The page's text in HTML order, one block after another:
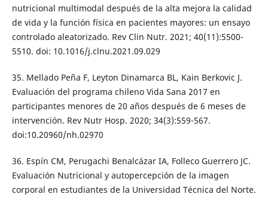
nutricional multimodal después de la alta mejora la calidad
de vida y la función física en pacientes mayores: un ensayo
controlado aleatorizado. Rev Clin Nutr. 2021; 40(11):5500-
5510. doi: 10.1016/j.clnu.2021.09.029
35. Mellado Peña F, Leyton Dinamarca BL, Kain Berkovic J.
Evaluación del programa chileno Vida Sana 2017 en
participantes menores de 20 años después de 6 meses de
intervención. Rev Nutr Hosp. 2020; 34(3):559-567.
doi:10.20960/nh.02970
36. Espín CM, Perugachi Benalcázar IA, Folleco Guerrero JC.
Evaluación Nutricional y autopercepción de la imagen
corporal en estudiantes de la Universidad Técnica del Norte.